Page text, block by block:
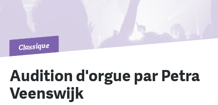
Classique
Audition d'orgue par Petra
Veenswijk